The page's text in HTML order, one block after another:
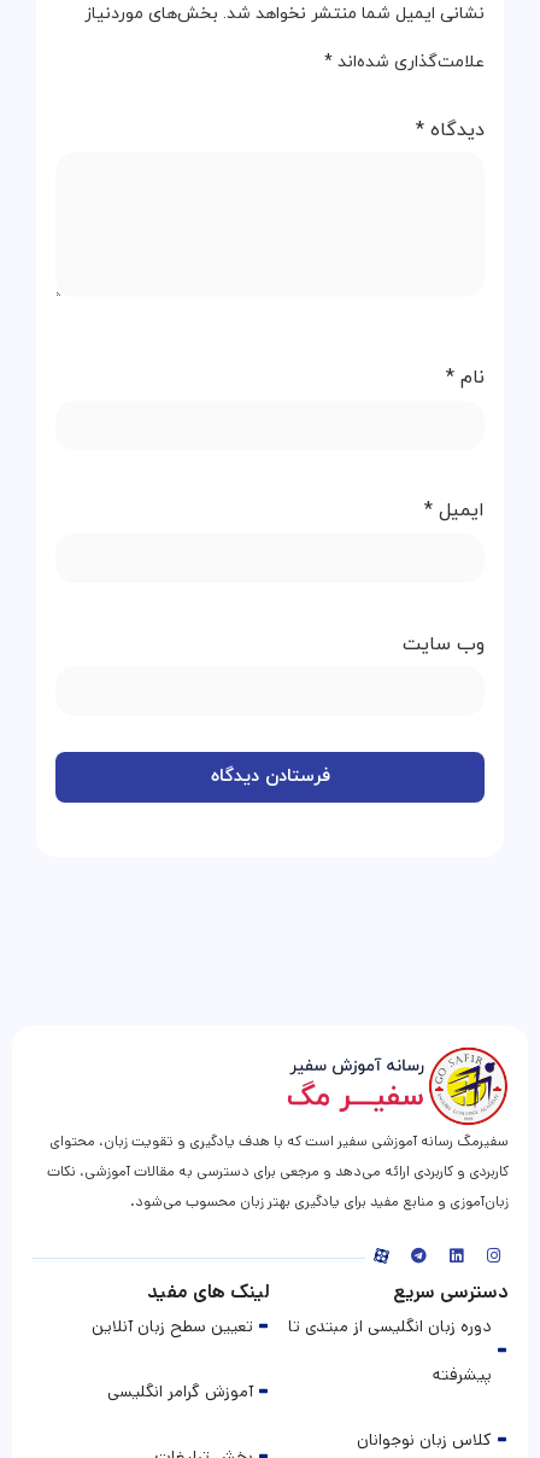
نشانی ایمیل شما منتشر نخواهد شد. بخش‌های موردنیاز
علامت‌گذاری شده‌اند *
دیدگاه *
نام *
ایمیل *
وب‌ سایت
سفیرمگ رسانه آموزشی سفیر است که با هدف یادگیری و تقویت زبان، محتوای
کاربردی و کاربردی ارائه می‌دهد و مرجعی برای دسترسی به مقالات آموزشی، نکات
زبان‌آموزی و منابع مفید برای یادگیری بهتر زبان محسوب می‌شود.
دسترسی سریع
دوره زبان انگلیسی از مبتدی تا
پیشرفته
کلاس زبان نوجوانان
لینک های مفید
تعیین سطح زبان آنلاین
آموزش گرامر انگلیسی